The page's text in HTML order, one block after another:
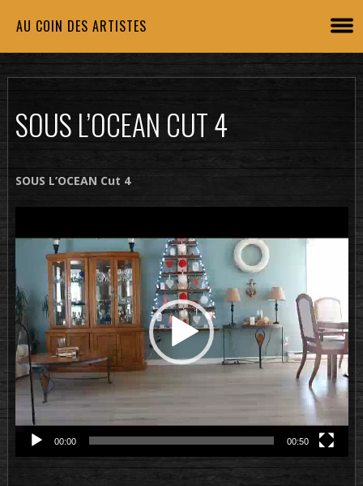
AU COIN DES ARTISTES
SOUS L’OCEAN CUT 4
SOUS L’OCEAN Cut 4
vidéo
00:00 00:50